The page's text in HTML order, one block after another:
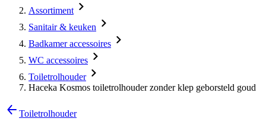
Assortiment
Sanitair & keuken
Badkamer accessoires
WC accessoires
Toiletrolhouder
Haceka Kosmos toiletrolhouder zonder klep geborsteld goud
Toiletrolhouder